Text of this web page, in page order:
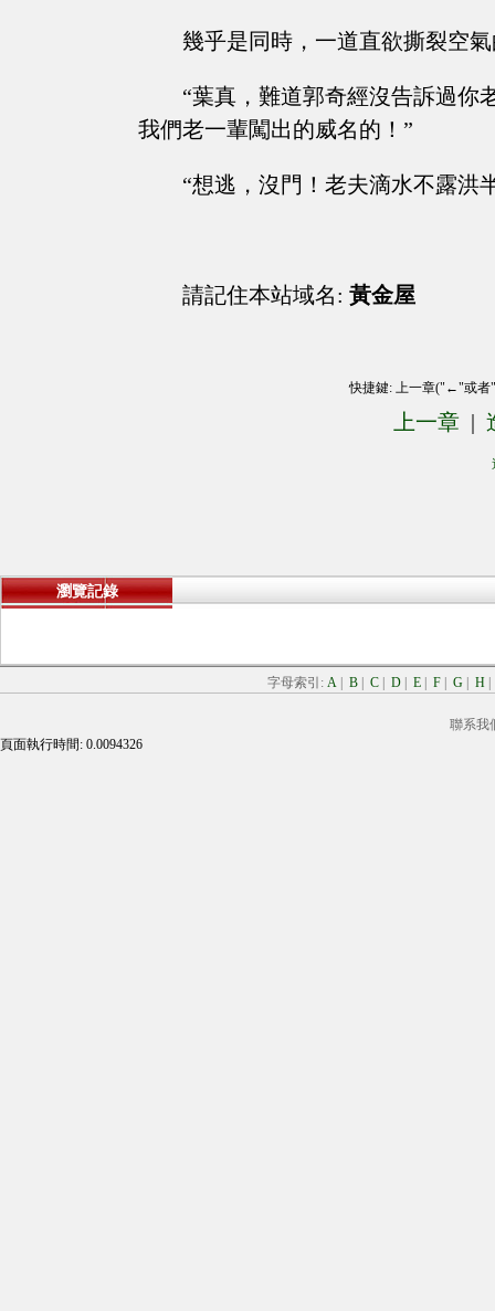
幾乎是同時，一道直欲撕裂空
“葉真，難道郭奇經沒告訴過你
我們老一輩闖出的威名的！”
“想逃，沒門！老夫滴水不露洪
請記住本站域名: 黃金屋
快捷鍵: 上一章("←"或
上一章 |
瀏覽記錄
字母索引: A B C D E F G H
聯系我
頁面執行時間: 0.0094326